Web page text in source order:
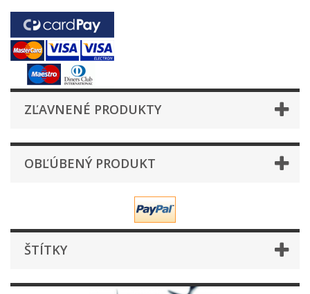
ZĽAVNENÉ PRODUKTY
OBĽÚBENÝ PRODUKT
ŠTÍTKY